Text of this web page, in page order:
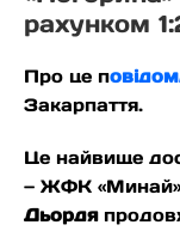
рахунком
Про це п
Закарпаття.
Це найвище
— ЖФК «Минай»
Дьордя